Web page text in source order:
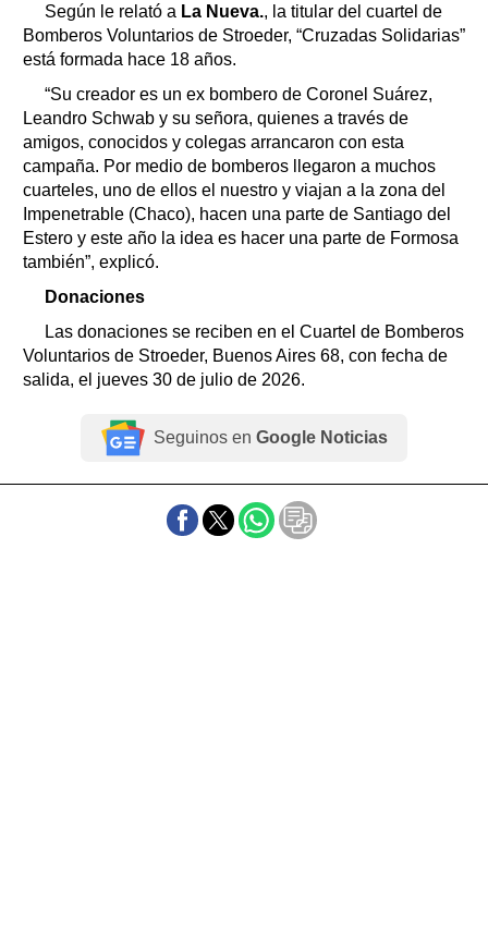
Según le relató a La Nueva., la titular del cuartel de
Bomberos Voluntarios de Stroeder, “Cruzadas Solidarias”
está formada hace 18 años.
“Su creador es un ex bombero de Coronel Suárez,
Leandro Schwab y su señora, quienes a través de
amigos, conocidos y colegas arrancaron con esta
campaña. Por medio de bomberos llegaron a muchos
cuarteles, uno de ellos el nuestro y viajan a la zona del
Impenetrable (Chaco), hacen una parte de Santiago del
Estero y este año la idea es hacer una parte de Formosa
también”, explicó.
Donaciones
Las donaciones se reciben en el Cuartel de Bomberos
Voluntarios de Stroeder, Buenos Aires 68, con fecha de
salida, el jueves 30 de julio de 2026.
Seguinos en Google Noticias